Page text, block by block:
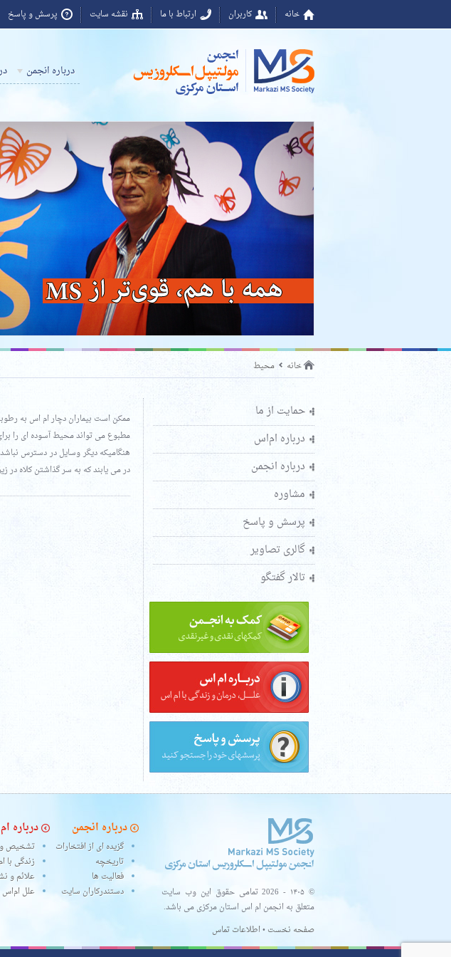
خانه کاربران ارتباط با ما نقشه سایت پرسش و پاسخ
درباره انجمن
خانه محیط
حمایت از ما
درباره ام‌اس
درباره انجمن
مشاوره
پرسش و پاسخ
گالری تصاویر
تالار گفتگو
ممکن است بیماران دچار ام اس به
مطبوع می تواند محیط آسوده ای را
هنگامیکه دیگر وسایل در دسترس
در می یابند که به سر گذاشتن کلاه در
© ۱۴۰۵ - 2026 تمامی حقوق این وب سایت
متعلق به انجمن ام اس استان مرکزی می باشد.
صفحه نخست•اطلاعات تماس
درباره انجمن
گزیده ای از افتخارات
تاریخچه
فعالیت ها
دستندرکاران سایت
درباره
تشخیص و
زندگی با
علائم و
علل ام‌اس